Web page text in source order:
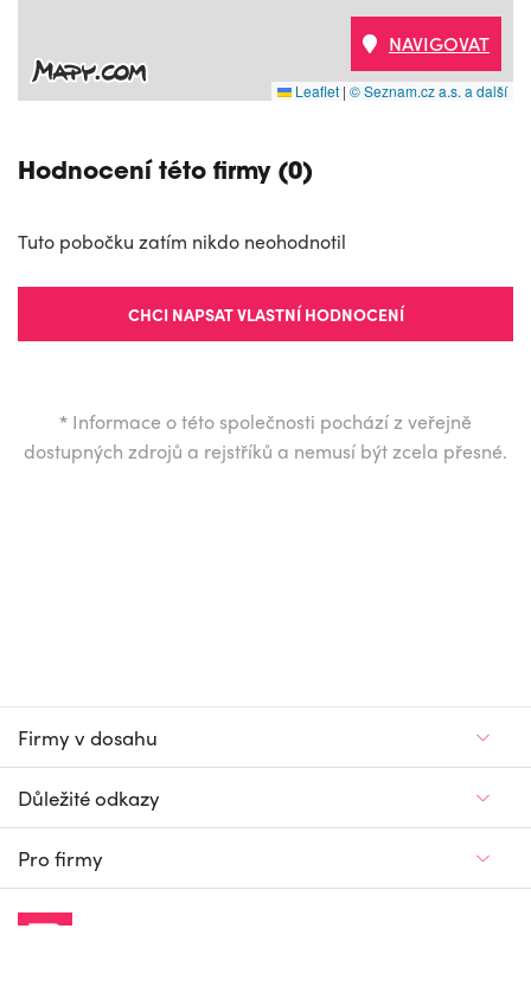
Leaflet | © Seznam.cz a.s. a další
NAVIGOVAT
Hodnocení této firmy (0)
Tuto pobočku zatím nikdo neohodnotil
CHCI NAPSAT VLASTNÍ HODNOCENÍ
* Informace o této společnosti pochází z veřejně
dostupných zdrojů a rejstříků a nemusí být zcela přesné.
Firmy v dosahu
Důležité odkazy
Pro firmy